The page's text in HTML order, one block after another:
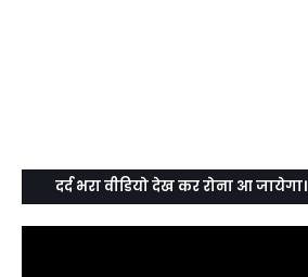
दर्द भरा वीडियो देख कर रोना आ जायेगा।